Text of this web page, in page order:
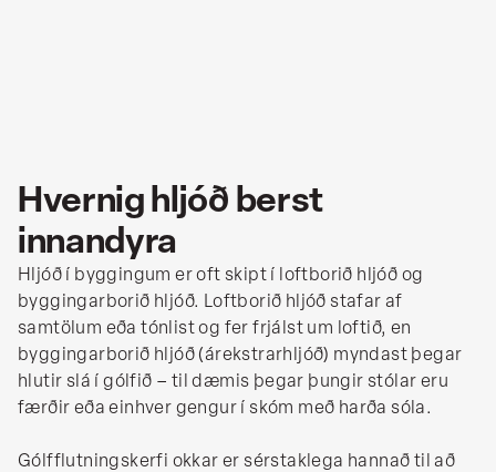
Hvernig hljóð berst
innandyra
Hljóð í byggingum er oft skipt í loftborið hljóð og
byggingarborið hljóð. Loftborið hljóð stafar af
samtölum eða tónlist og fer frjálst um loftið, en
byggingarborið hljóð (árekstrarhljóð) myndast þegar
hlutir slá í gólfið – til dæmis þegar þungir stólar eru
færðir eða einhver gengur í skóm með harða sóla.
Gólfflutningskerfi okkar er sérstaklega hannað til að